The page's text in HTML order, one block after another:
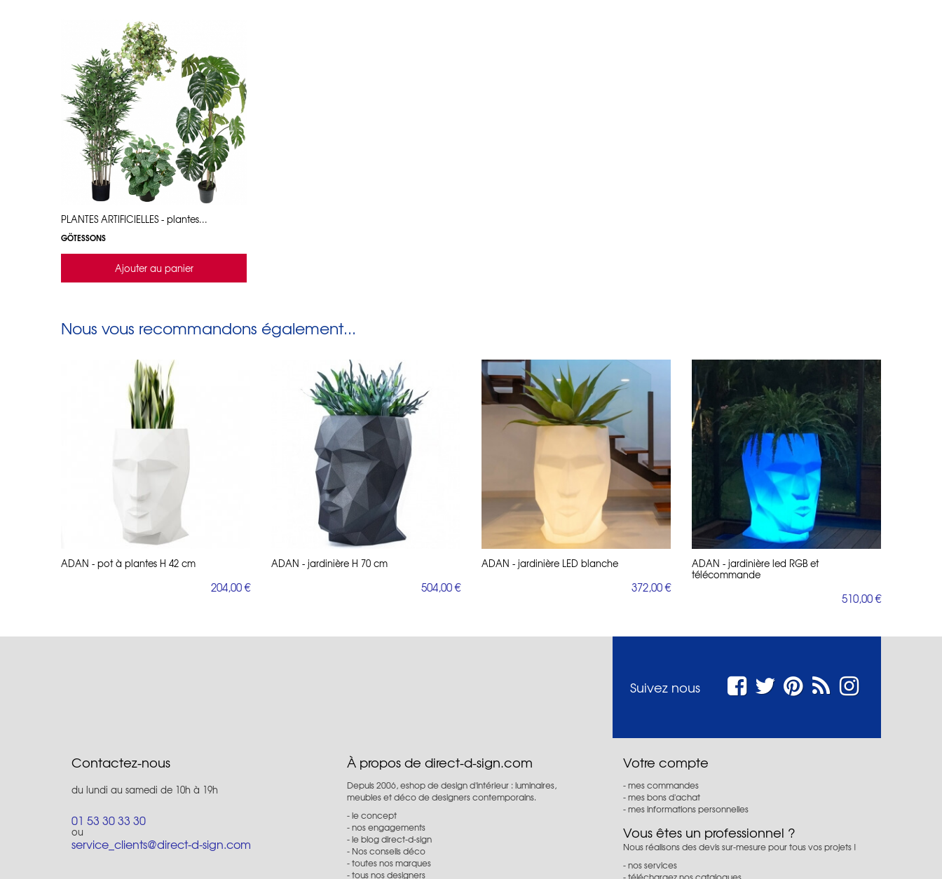
PLANTES ARTIFICIELLES - plantes...
GÖTESSONS
Ajouter au panier
Nous vous recommandons également...
ADAN - pot à plantes H 42 cm
204,00 €
ADAN - jardinière H 70 cm
504,00 €
ADAN - jardinière LED blanche
372,00 €
ADAN - jardinière led RGB et
télécommande
510,00 €
Suivez nous
Contactez-nous
du lundi au samedi de 10h à 19h
01 53 30 33 30
ou
service_clients@direct-d-sign.com
À propos de direct-d-sign.com
Depuis 2006, eshop de design d'intérieur : luminaires,
meubles et déco de designers contemporains.
le concept
nos engagements
le blog direct-d-sign
Nos conseils déco
toutes nos marques
tous nos designers
Votre compte
mes commandes
mes bons d'achat
mes informations personnelles
Vous êtes un professionnel ?
Nous réalisons des devis sur-mesure pour tous vos projets !
nos services